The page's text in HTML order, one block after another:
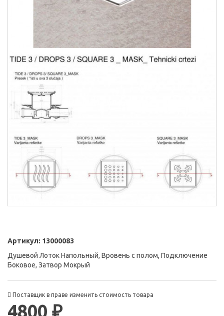
Артикул: 13000083
Душевой Лоток Напольный, Вровень с полом, Подключение
Боковое, Затвор Мокрый
Поставщик в праве изменить стоимость товара
4800 ₽